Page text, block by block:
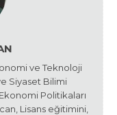
ve Teknoloji
Siyaset Bilimi
Politikaları
Lisans eğitimini,